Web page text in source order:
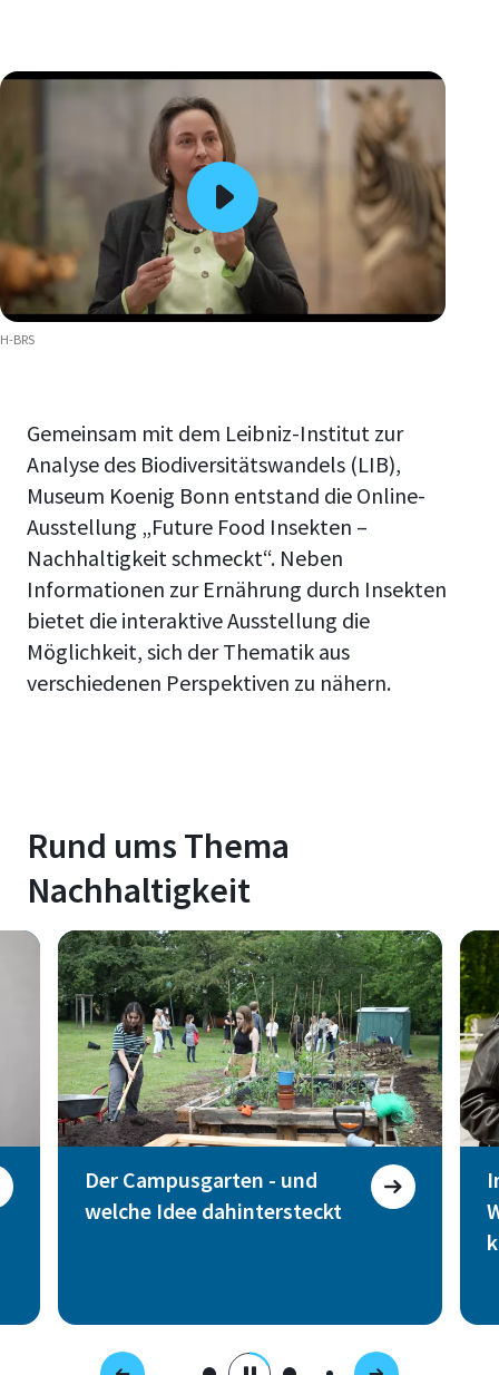
H-BRS
Gemeinsam mit dem Leibniz-Institut zur
Analyse des Biodiversitätswandels (LIB),
Museum Koenig Bonn entstand die Online-
Ausstellung „Future Food Insekten –
Nachhaltigkeit schmeckt“. Neben
Informationen zur Ernährung durch Insekten
bietet die interaktive Ausstellung die
Möglichkeit, sich der Thematik aus
verschiedenen Perspektiven zu nähern.
Rund ums Thema
Nachhaltigkeit
Der Campusgarten - und
welche Idee dahintersteckt